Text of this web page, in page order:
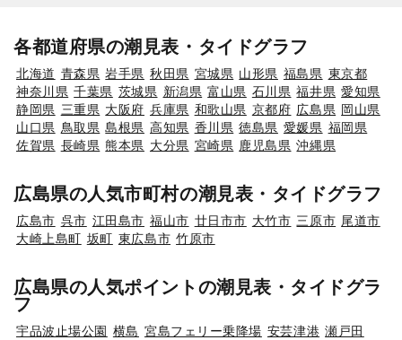
各都道府県の潮見表・タイドグラフ
北海道 青森県 岩手県 秋田県 宮城県 山形県 福島県 東京都
神奈川県 千葉県 茨城県 新潟県 富山県 石川県 福井県 愛知県
静岡県 三重県 大阪府 兵庫県 和歌山県 京都府 広島県 岡山県
山口県 鳥取県 島根県 高知県 香川県 徳島県 愛媛県 福岡県
佐賀県 長崎県 熊本県 大分県 宮崎県 鹿児島県 沖縄県
広島県の人気市町村の潮見表・タイドグラフ
広島市 呉市 江田島市 福山市 廿日市市 大竹市 三原市 尾道市
大崎上島町 坂町 東広島市 竹原市
広島県の人気ポイントの潮見表・タイドグラ
フ
宇品波止場公園 横島 宮島フェリー乗降場 安芸津港 瀬戸田